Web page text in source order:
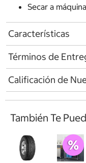
Secar a
Características
Términos de
Calificación de
También Te